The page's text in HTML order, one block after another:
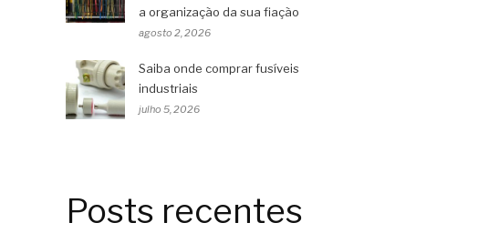
a organização da sua fiação
agosto 2, 2026
Saiba onde comprar fusíveis
industriais
julho 5, 2026
Posts recentes